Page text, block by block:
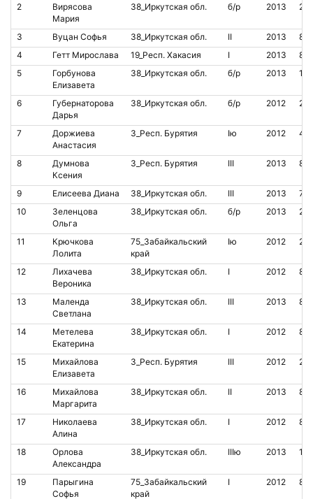
2
Вирясова
Мария
38_Иркутская обл. б/р 2013
3 Вуцан Софья 38_Иркутская обл. II 2013
4
Гетт Мирослава 19_Респ. Хакасия I 2013
5
Горбунова
Елизавета
38_Иркутская обл. б/р 2013
6
Губернаторова
Дарья
38_Иркутская обл. б/р 2012
7
Доржиева
Анастасия
3_Респ. Бурятия Iю 2012
8
Думнова
Ксения
3_Респ. Бурятия III 2013
9 Елисеева Диана 38_Иркутская обл. III 2013
10
Зеленцова
Ольга
38_Иркутская обл. б/р 2013
11
Крючкова
Лолита
75_Забайкальский
край
Iю 2012
12
Лихачева
Вероника
38_Иркутская обл. I 2012
13
Маленда
Светлана
38_Иркутская обл. III 2013
14
Метелева
Екатерина
38_Иркутская обл. I 2012
15
Михайлова
Елизавета
3_Респ. Бурятия III 2012
16
Михайлова
Маргарита
38_Иркутская обл. II 2013
17
Николаева
Алина
38_Иркутская обл. I 2012
18
Орлова
Александра
38_Иркутская обл. IIIю 2013
19
Парыгина
Софья
75_Забайкальский
край
I 2012